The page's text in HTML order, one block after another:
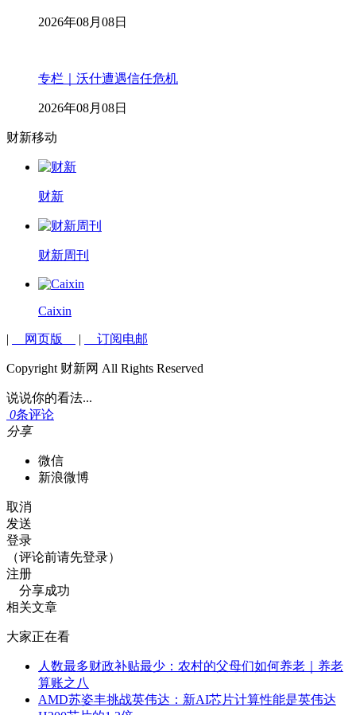
2026年08月08日
专栏｜沃什遭遇信任危机
2026年08月08日
财新移动
财新
财新周刊
Caixin
| 网页版 | 订阅电邮
Copyright 财新网 All Rights Reserved
说说你的看法...
0条评论
分享
微信
新浪微博
取消
发送
登录
（评论前请先登录）
注册
分享成功
相关文章
大家正在看
人数最多财政补贴最少：农村的父母们如何养老｜养老
算账之八
AMD苏姿丰挑战英伟达：新AI芯片计算性能是英伟达